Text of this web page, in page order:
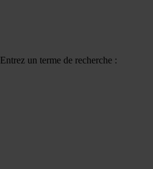
Entrez un terme de recherche :